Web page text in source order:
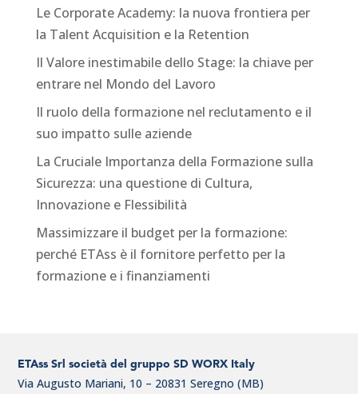
Le Corporate Academy: la nuova frontiera per
la Talent Acquisition e la Retention
Il Valore inestimabile dello Stage: la chiave per
entrare nel Mondo del Lavoro
Il ruolo della formazione nel reclutamento e il
suo impatto sulle aziende
La Cruciale Importanza della Formazione sulla
Sicurezza: una questione di Cultura,
Innovazione e Flessibilità
Massimizzare il budget per la formazione:
perché ETAss è il fornitore perfetto per la
formazione e i finanziamenti
ETAss Srl società del gruppo SD WORX Italy
Via Augusto Mariani, 10 – 20831 Seregno (MB)